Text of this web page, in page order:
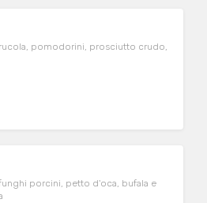
pomodorini, prosciutto crudo,
porcini, petto d'oca, bufala e